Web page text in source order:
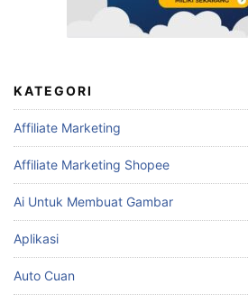
KATEGORI
Affiliate Marketing
Affiliate Marketing Shopee
Ai Untuk Membuat Gambar
Aplikasi
Auto Cuan